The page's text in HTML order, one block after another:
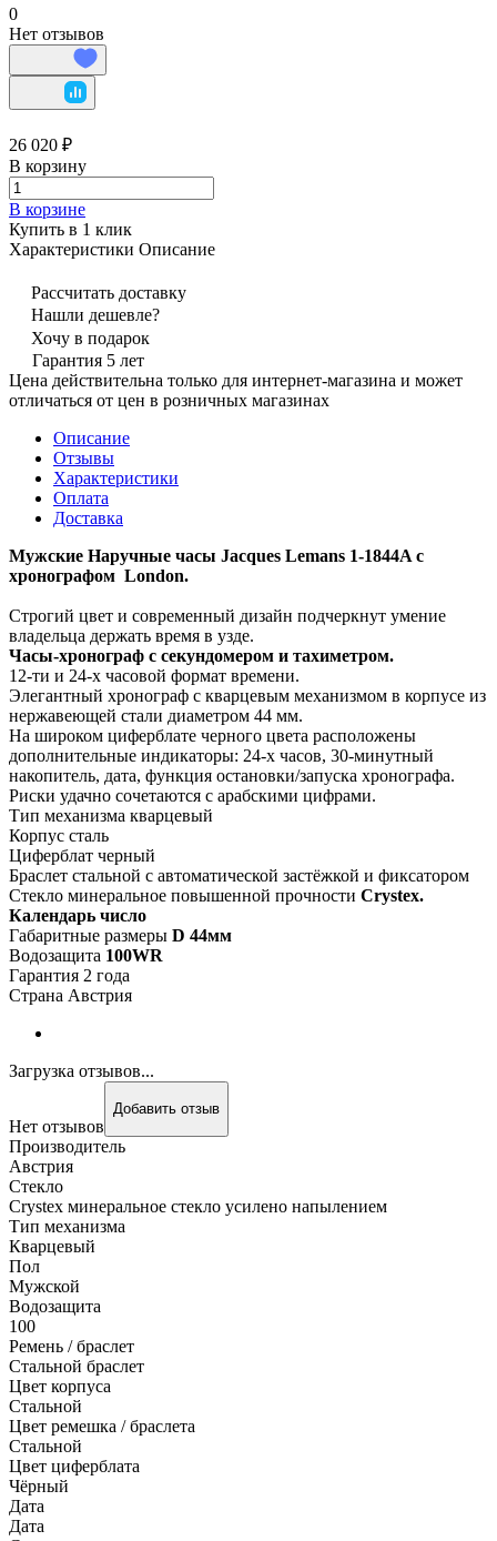
0
Нет отзывов
26 020 ₽
В корзину
В корзине
Купить в 1 клик
Характеристики Описание
Рассчитать доставку
Нашли дешевле?
Хочу в подарок
Гарантия 5 лет
Цена действительна только для интернет-магазина и может
отличаться от цен в розничных магазинах
Описание
Отзывы
Характеристики
Оплата
Доставка
Мужские Наручные часы Jacques Lemans 1-1844A с
хронографом London.
Строгий цвет и современный дизайн подчеркнут умение
владельца держать время в узде.
Часы-хронограф с секундомером и тахиметром.
12-ти и 24-х часовой формат времени.
Элегантный хронограф с кварцевым механизмом в корпусе из
нержавеющей стали диаметром 44 мм.
На широком циферблате черного цвета расположены
дополнительные индикаторы: 24-х часов, 30-минутный
накопитель, дата, функция остановки/запуска хронографа.
Риски удачно сочетаются с арабскими цифрами.
Тип механизма кварцевый
Корпус сталь
Циферблат черный
Браслет стальной с автоматической застёжкой и фиксатором
Стекло минеральное повышенной прочности Crystex.
Календарь число
Габаритные размеры D 44мм
Водозащита 100WR
Гарантия 2 года
Страна Австрия
Загрузка отзывов...
Нет отзывов
Добавить отзыв
Производитель
Австрия
Стекло
Crystex минеральное стекло усилено напылением
Тип механизма
Кварцевый
Пол
Мужской
Водозащита
100
Ремень / браслет
Стальной браслет
Цвет корпуса
Стальной
Цвет ремешка / браслета
Стальной
Цвет циферблата
Чёрный
Дата
Дата